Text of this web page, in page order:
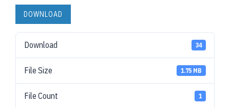
DOWNLOAD
Download 34
File Size 1.75 MB
File Count 1